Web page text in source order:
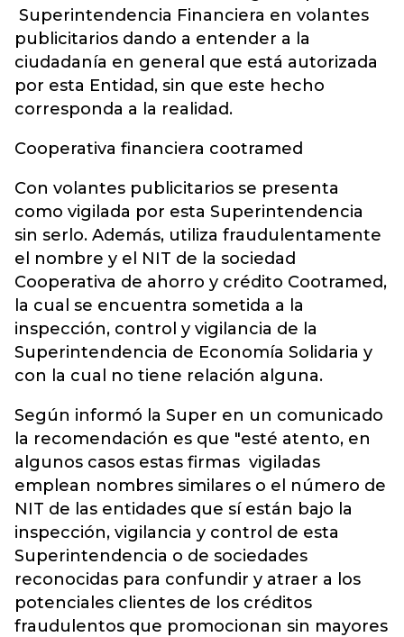
Superintendencia Financiera en volantes
publicitarios dando a entender a la
ciudadanía en general que está autorizada
por esta Entidad, sin que este hecho
corresponda a la realidad.
Cooperativa financiera cootramed
Con volantes publicitarios se presenta
como vigilada por esta Superintendencia
sin serlo. Además, utiliza fraudulentamente
el nombre y el NIT de la sociedad
Cooperativa de ahorro y crédito Cootramed,
la cual se encuentra sometida a la
inspección, control y vigilancia de la
Superintendencia de Economía Solidaria y
con la cual no tiene relación alguna.
Según informó la Super en un comunicado
la recomendación es que "esté atento, en
algunos casos estas firmas vigiladas
emplean nombres similares o el número de
NIT de las entidades que sí están bajo la
inspección, vigilancia y control de esta
Superintendencia o de sociedades
reconocidas para confundir y atraer a los
potenciales clientes de los créditos
fraudulentos que promocionan sin mayores